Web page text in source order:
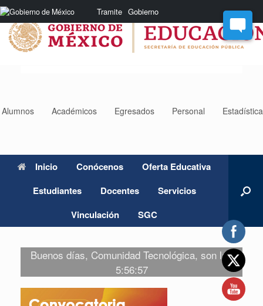
Nota:
este
sitio
web
incluye
Tramite Gobierno
Saltar
al
contenido
Alumnos Académicos Egresados Personal
Inicio Conócenos
Oferta Educativa
Estudiantes
Docentes
Servicios
Vinculación
SGC
Buenos días, Comunidad Tecnológica, son las
5:56:57